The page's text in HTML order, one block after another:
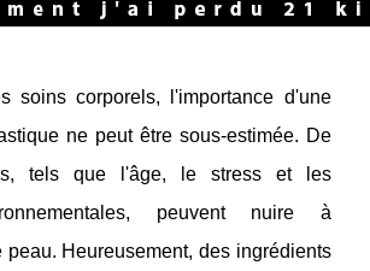
soins corporels, l'importance d'une
ne peut être sous-estimée. De
tels que l'âge, le stress et les
peuvent nuire à
peau. Heureusement, des ingrédients